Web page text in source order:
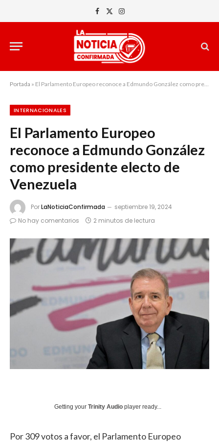
Facebook
X
Instagram
Portada » El Parlamento Europeo reconoce a Edmundo González como presidente electo de Venezuela
INTERNACIONALES
El Parlamento Europeo
reconoce a Edmundo González
como presidente electo de
Venezuela
PorLaNoticiaConfirmada
septiembre 19, 2024
No hay comentarios
2 minutos de lectura
Getting your Trinity Audio player ready...
Por 309 votos a favor, el Parlamento Europeo